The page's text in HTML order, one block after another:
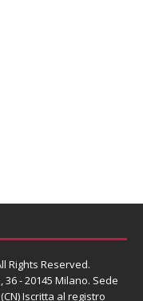
Rights Reserved.
36 - 20145 Milano. Sede
Iscritta al registro